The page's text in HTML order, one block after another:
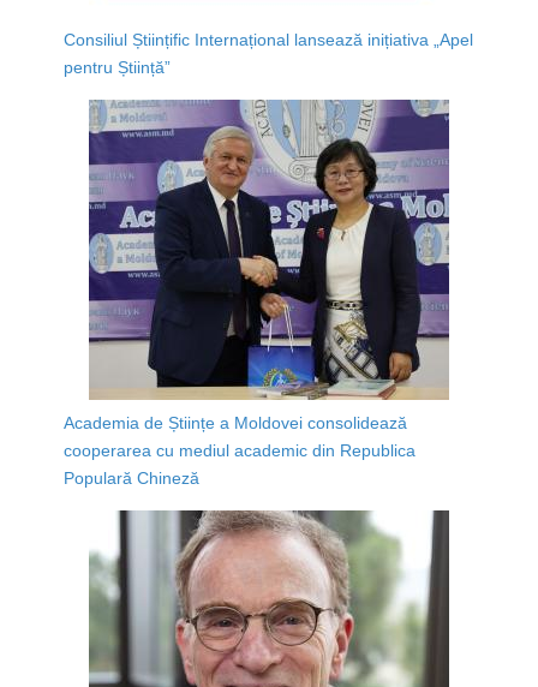
Consiliul Științific Internațional lansează inițiativa „Apel
pentru Știință”
Academia de Științe a Moldovei consolidează
cooperarea cu mediul academic din Republica
Populară Chineză